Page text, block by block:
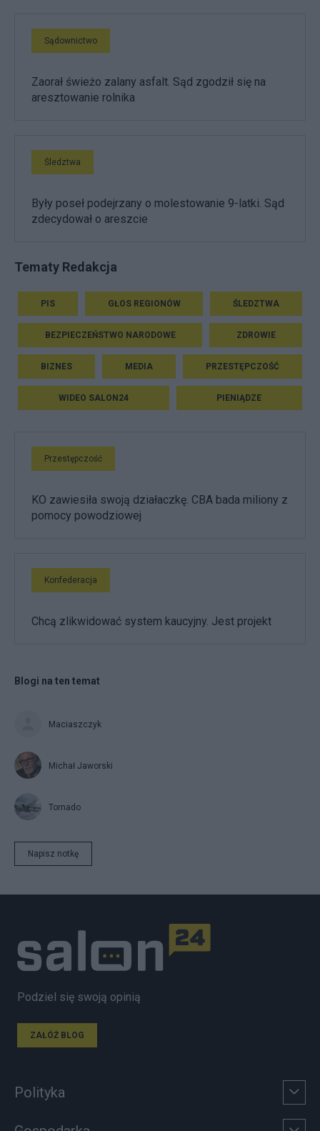
Sądownictwo
Zaorał świeżo zalany asfalt. Sąd zgodził się na
aresztowanie rolnika
Śledztwa
Były poseł podejrzany o molestowanie 9-latki. Sąd
zdecydował o areszcie
Tematy Redakcja
PIS GŁOS REGIONÓW ŚLEDZTWA
BEZPIECZEŃSTWO NARODOWE ZDROWIE
BIZNES MEDIA PRZESTĘPCZOŚĆ
WIDEO SALON24 PIENIĄDZE
Przestępczość
KO zawiesiła swoją działaczkę. CBA bada miliony z
pomocy powodziowej
Konfederacja
Chcą zlikwidować system kaucyjny. Jest projekt
Blogi na ten temat
Maciaszczyk
Michał Jaworski
Tornado
Napisz notkę
Podziel się swoją opinią
ZAŁÓŻ BLOG
Polityka